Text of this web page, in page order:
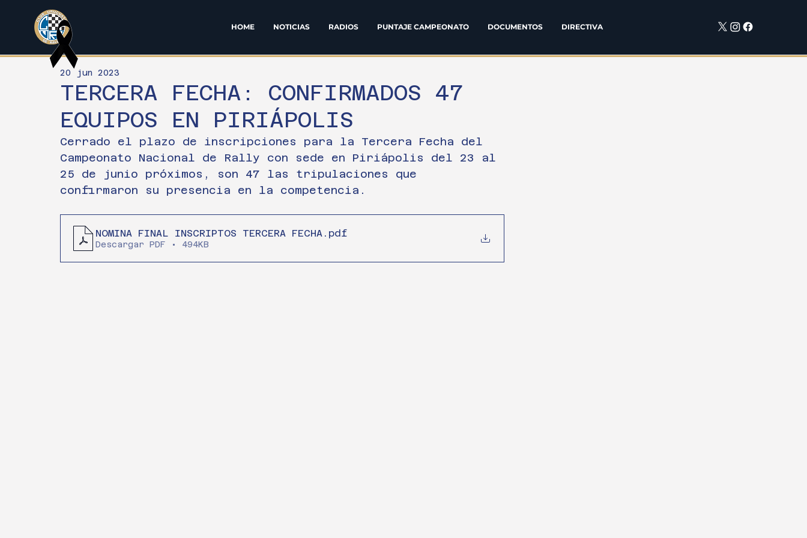
HOME NOTICIAS RADIOS PUNTAJE CAMPEONATO DOCUMENTOS DIRECTIVA
TERCERA FECHA: CONFIRMADOS 47
EQUIPOS EN PIRIÁPOLIS
20 jun 2023
Cerrado el plazo de inscripciones para la Tercera Fecha del
Campeonato Nacional de Rally con sede en Piriápolis del 23 al
25 de junio próximos, son 47 las tripulaciones que
confirmaron su presencia en la competencia.
NOMINA FINAL INSCRIPTOS TERCERA FECHA .pdf
Descargar PDF • 494KB